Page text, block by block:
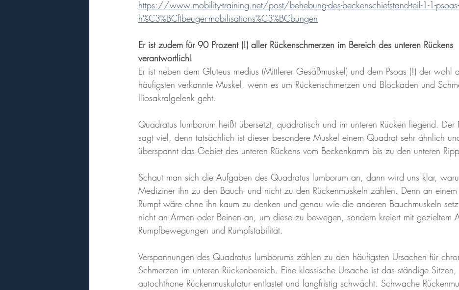
https://www.mobility-training.net/post/behebung-des-beckenschiefstand-teil-1-1-psoas-
h%C3%BCftbeuger-mobilisations%C3%BCbungen
Er ist zudem für 90 Prozent (!) aller Rückenschmerzen im Bereich des unteren Rückens
verantwortlich!
Er ist neben dem Gluteus medius (Mittlerer Gesäßmuskel) und dem Psoas (!) der wohl
häufigsten verkannte Muskel, wenn es um Rückenschmerzen und Blockaden und
Iliosakralgelenk geht.
Quadratus lumborum heißt übersetzt‚ quadratisch und im unteren Rücken liegend. Der
sagt viel, denn tatsächlich ist dieser besondere Muskel einem Quadrat sehr ähnlich
überspannt das Gebiet des unteren Rückens vom Beckenkamm bis zu den unteren
Schaut man sich die Aufgaben des Quadratus lumborum an, dann wird uns klar,
Mediziner ihn zu den Bauch- und nicht zu den Rückenmuskeln zählen. Denn an
Rumpf wäre ohne ihn kaum zu denken und genau wie die anderen Bauchmuskeln
nicht an Armen oder Beinen an, um diese zu bewegen, sondern kreiert mit gezieltem
Rumpfbewegungen und Rumpfstabilität.
Verspannungen des Quadratus lumborums zählen zu den häufigsten Ursachen für
Schmerzen im unteren Rückenbereich. Eine klassische Ursache ist das ständige
autochthone Rückenmuskulatur entlastet und langfristig schwächt. Schwache